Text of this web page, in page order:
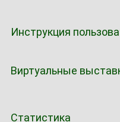
Инструкция
Виртуальные
Статистика